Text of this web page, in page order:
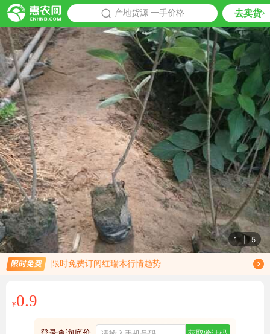
产地货源 一手价格 去卖货
推荐
1 | 5
限时免费订阅红瑞木行情趋势
免费订阅商品降价通知
¥0.9